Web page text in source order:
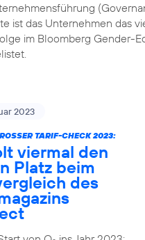
ist das Unternehmen das
im Bloomberg Gender-
2023
TARIF-CHECK 2023:
viermal den
Platz beim
des